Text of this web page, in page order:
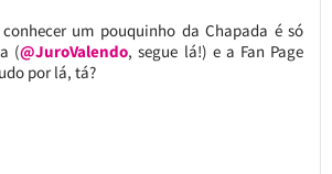
um pouquinho da Chapada é só
(@JuroValendo, segue lá!) e a Fan Page
por lá, tá?